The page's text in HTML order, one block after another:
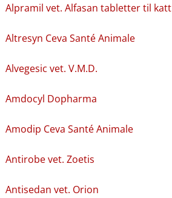
Alpramil vet. Alfasan tabletter til katt
Altresyn Ceva Santé Animale
Alvegesic vet. V.M.D.
Amdocyl Dopharma
Amodip Ceva Santé Animale
Antirobe vet. Zoetis
Antisedan vet. Orion